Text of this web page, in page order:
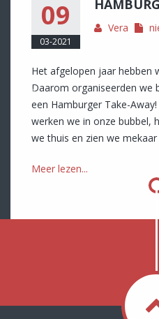
09
03-2021
Vera
Het afgelopen jaar hebben
Daarom organiseerden we
een Hamburger Take-
werken we in onze bubbel,
we thuis en zien we
Meer lezen...